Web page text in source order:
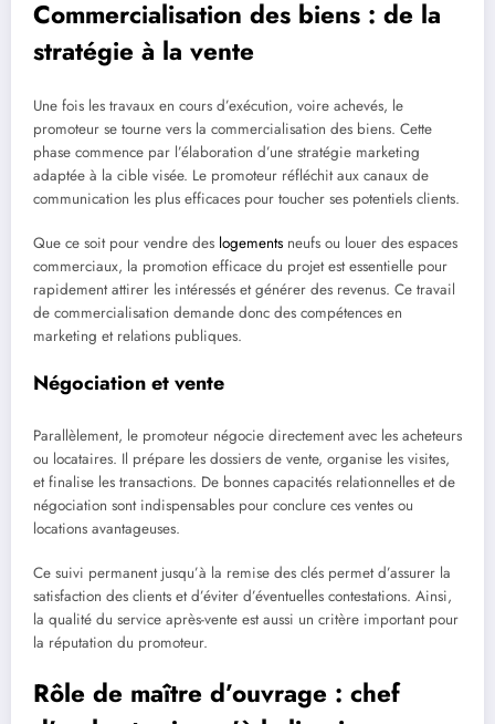
Commercialisation des biens : de la
stratégie à la vente
Une fois les travaux en cours d’exécution, voire achevés, le
promoteur se tourne vers la commercialisation des biens. Cette
phase commence par l’élaboration d’une stratégie marketing
adaptée à la cible visée. Le promoteur réfléchit aux canaux de
communication les plus efficaces pour toucher ses potentiels clients.
Que ce soit pour vendre des logements neufs ou louer des espaces
commerciaux, la promotion efficace du projet est essentielle pour
rapidement attirer les intéressés et générer des revenus. Ce travail
de commercialisation demande donc des compétences en
marketing et relations publiques.
Négociation et vente
Parallèlement, le promoteur négocie directement avec les acheteurs
ou locataires. Il prépare les dossiers de vente, organise les visites,
et finalise les transactions. De bonnes capacités relationnelles et de
négociation sont indispensables pour conclure ces ventes ou
locations avantageuses.
Ce suivi permanent jusqu’à la remise des clés permet d’assurer la
satisfaction des clients et d’éviter d’éventuelles contestations. Ainsi,
la qualité du service après-vente est aussi un critère important pour
la réputation du promoteur.
Rôle de maître d’ouvrage : chef